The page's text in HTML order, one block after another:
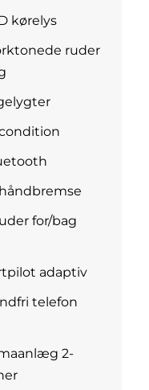
kørelys
ruder
for/bag
adaptiv
telefon
2-